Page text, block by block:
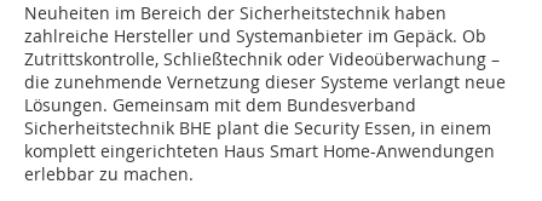
Neuheiten im Bereich der Sicherheitstechnik haben
zahlreiche Hersteller und Systemanbieter im Gepäck. Ob
Zutrittskontrolle, Schließtechnik oder Videoüberwachung –
die zunehmende Vernetzung dieser Systeme verlangt neue
Lösungen. Gemeinsam mit dem Bundesverband
Sicherheitstechnik BHE plant die Security Essen, in einem
komplett eingerichteten Haus Smart Home-Anwendungen
erlebbar zu machen.